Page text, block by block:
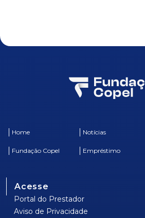
Home Notícias
Fundação Copel Empréstimo
Acesse
Portal do Prestador
Aviso de Privacidade